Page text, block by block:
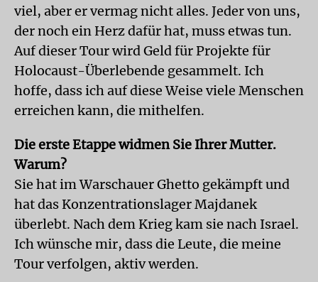
viel, aber er vermag nicht alles. Jeder von uns,
der noch ein Herz dafür hat, muss etwas tun.
Auf dieser Tour wird Geld für Projekte für
Holocaust-Überlebende gesammelt. Ich
hoffe, dass ich auf diese Weise viele Menschen
erreichen kann, die mithelfen.
Die erste Etappe widmen Sie Ihrer Mutter.
Warum?
Sie hat im Warschauer Ghetto gekämpft und
hat das Konzentrationslager Majdanek
überlebt. Nach dem Krieg kam sie nach Israel.
Ich wünsche mir, dass die Leute, die meine
Tour verfolgen, aktiv werden.